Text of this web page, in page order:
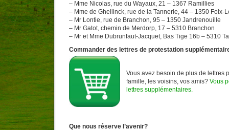
– Mme Nicolas, rue du Wayaux, 21 – 1367 Ramillies
– Mme de Ghellinck, rue de la Tannerie, 44 – 1350 Folx-
– Mr Lontie, rue de Branchon, 95 – 1350 Jandrenouille
– Mr Gatot, chemin de Merdorp, 17 – 5310 Branchon
– Mr et Mme Dubrunfaut-Jacquet, Bas Tige 16b – 5310
Commander des lettres de protestation
Vous avez besoin de plus de lettres
famille, les voisins, vos amis? Vous
lettres supplémentaires.
Que nous réserve l’avenir?